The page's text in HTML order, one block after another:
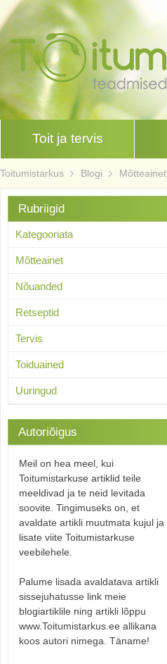
Toit ja tervis
Toitumistarkus Blogi Mõtteainet
Rubriigid
Kategooriata
Mõtteainet
Nõuanded
Retseptid
Tervis
Toiduained
Uuringud
Autoriõigus
Meil on hea meel, kui
Toitumistarkuse artiklid teile
meeldivad ja te neid levitada
soovite. Tingimuseks on, et
avaldate artikli muutmata kujul ja
lisate viite Toitumistarkuse
veebilehele.
Palume lisada avaldatava artikli
sissejuhatusse link meie
blogiartiklile ning artikli lõppu
www.Toitumistarkus.ee allikana
koos autori nimega. Täname!